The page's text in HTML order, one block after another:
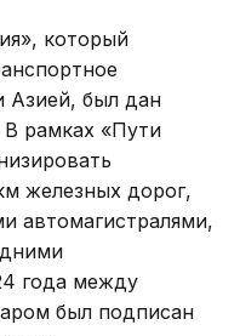
который
Азией, был дан
В рамках «Пути
железных дорог,
автомагистралями,
года между
был подписан